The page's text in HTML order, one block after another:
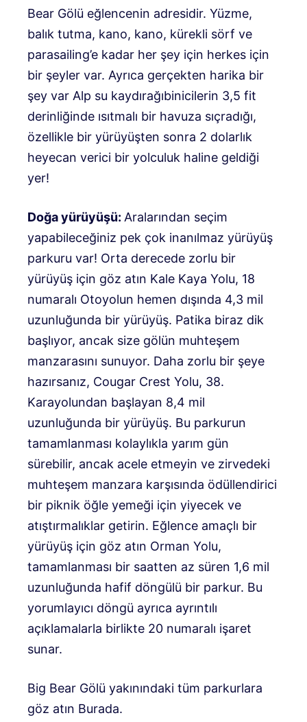
Bear Gölü eğlencenin adresidir. Yüzme,
balık tutma, kano, kano, kürekli sörf ve
parasailing’e kadar her şey için herkes için
bir şeyler var. Ayrıca gerçekten harika bir
şey var Alp su kaydırağıbinicilerin 3,5 fit
derinliğinde ısıtmalı bir havuza sıçradığı,
özellikle bir yürüyüşten sonra 2 dolarlık
heyecan verici bir yolculuk haline geldiği
yer!
Doğa yürüyüşü: Aralarından seçim
yapabileceğiniz pek çok inanılmaz yürüyüş
parkuru var! Orta derecede zorlu bir
yürüyüş için göz atın Kale Kaya Yolu, 18
numaralı Otoyolun hemen dışında 4,3 mil
uzunluğunda bir yürüyüş. Patika biraz dik
başlıyor, ancak size gölün muhteşem
manzarasını sunuyor. Daha zorlu bir şeye
hazırsanız, Cougar Crest Yolu, 38.
Karayolundan başlayan 8,4 mil
uzunluğunda bir yürüyüş. Bu parkurun
tamamlanması kolaylıkla yarım gün
sürebilir, ancak acele etmeyin ve zirvedeki
muhteşem manzara karşısında ödüllendirici
bir piknik öğle yemeği için yiyecek ve
atıştırmalıklar getirin. Eğlence amaçlı bir
yürüyüş için göz atın Orman Yolu,
tamamlanması bir saatten az süren 1,6 mil
uzunluğunda hafif döngülü bir parkur. Bu
yorumlayıcı döngü ayrıca ayrıntılı
açıklamalarla birlikte 20 numaralı işaret
sunar.
Big Bear Gölü yakınındaki tüm parkurlara
göz atın Burada.